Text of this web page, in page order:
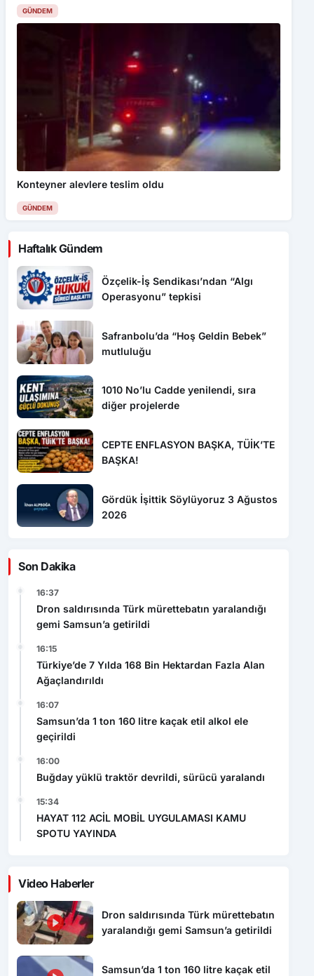
GÜNDEM
Konteyner alevlere teslim oldu
GÜNDEM
Haftalık Gündem
Özçelik-İş Sendikası’ndan “Algı
Operasyonu” tepkisi
Safranbolu’da “Hoş Geldin Bebek”
mutluluğu
1010 No’lu Cadde yenilendi, sıra
diğer projelerde
CEPTE ENFLASYON BAŞKA, TÜİK’TE
BAŞKA!
Gördük İşittik Söylüyoruz 3 Ağustos
2026
Son Dakika
16:37
Dron saldırısında Türk mürettebatın yaralandığı
gemi Samsun’a getirildi
16:15
Türkiye’de 7 Yılda 168 Bin Hektardan Fazla Alan
Ağaçlandırıldı
16:07
Samsun’da 1 ton 160 litre kaçak etil alkol ele
geçirildi
16:00
Buğday yüklü traktör devrildi, sürücü yaralandı
15:34
HAYAT 112 ACİL MOBİL UYGULAMASI KAMU
SPOTU YAYINDA
Video Haberler
Dron saldırısında Türk mürettebatın
yaralandığı gemi Samsun’a getirildi
Samsun’da 1 ton 160 litre kaçak etil